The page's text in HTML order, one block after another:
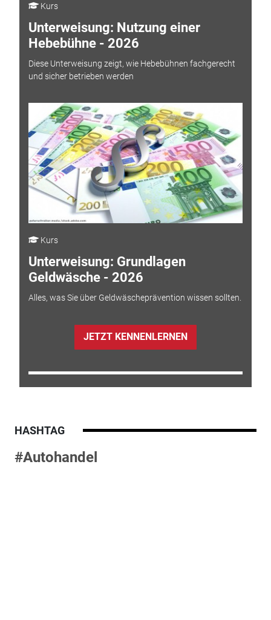
Kurs
Unterweisung: Nutzung einer
Hebebühne - 2026
Diese Unterweisung zeigt, wie Hebebühnen fachgerecht
und sicher betrieben werden
Kurs
Unterweisung: Grundlagen
Geldwäsche - 2026
Alles, was Sie über Geldwäscheprävention wissen sollten.
JETZT KENNENLERNEN
HASHTAG
#Autohandel